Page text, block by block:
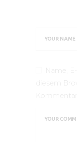
Name,
diesem
Kommentar